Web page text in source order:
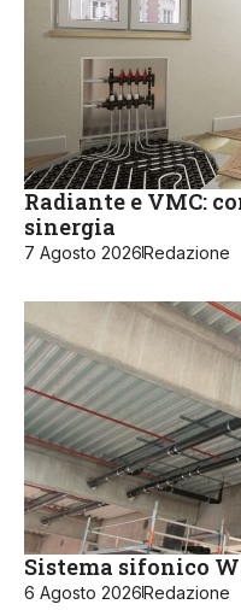
Radiante e VMC:
sinergia
7 Agosto 2026Redazione
Sistema sifonico
6 Agosto 2026Redazione